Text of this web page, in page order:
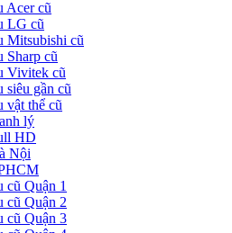
Acer cũ
LG cũ
Mitsubishi cũ
Sharp cũ
Vivitek cũ
siêu gần cũ
vật thể cũ
lý
HD
Nội
cũ Quận 1
cũ Quận 2
cũ Quận 3